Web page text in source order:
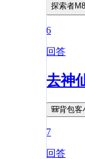
探索者
6
回答
去神
🎒背包客
7
回答